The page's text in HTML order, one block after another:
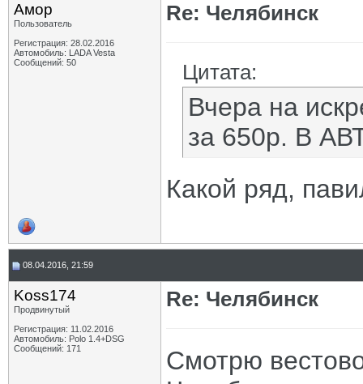
Амор
Пользователь
Регистрация: 28.02.2016
Автомобиль: LADA Vesta
Сообщений: 50
Re: Челябинск
Цитата:
Вчера на
за 650р. В
Какой ряд,
08.04.2016, 21:59
Koss174
Продвинутый
Регистрация: 11.02.2016
Автомобиль: Polo 1.4+DSG
Сообщений: 171
Re: Челябинск
Смотрю